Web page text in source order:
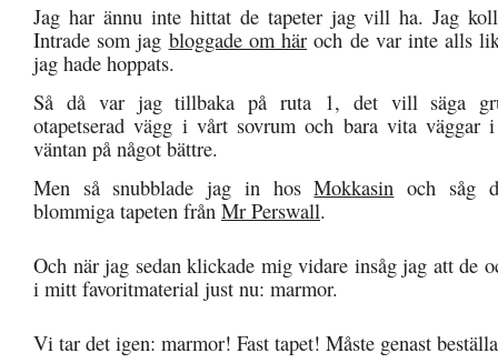
Jag har ännu inte hittat de tapeter jag vill ha. Jag
Intrade som jag bloggade om här och de var inte alls
jag hade hoppats.
Så då var jag tillbaka på ruta 1, det vill säga
otapetserad vägg i vårt sovrum och bara vita väggar
väntan på något bättre.
Men så snubblade jag in hosMokkasin och såg
blommiga tapeten från Mr Perswall.
Och när jag sedan klickade mig vidare insåg jag att de
i mitt favoritmaterial just nu: marmor.
Vi tar det igen: marmor! Fast tapet! Måste genast